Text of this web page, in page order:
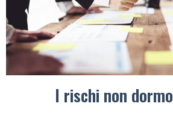
I rischi non